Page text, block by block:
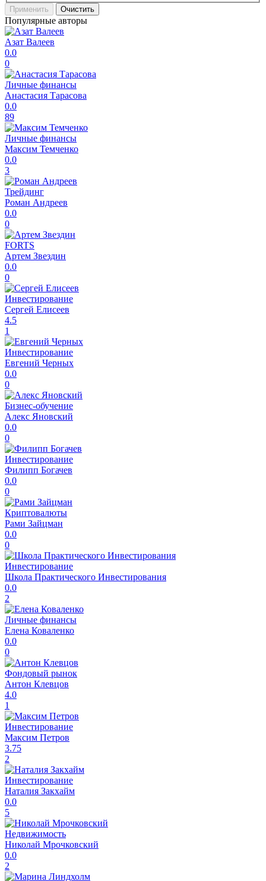
Применить Очистить
Популярные авторы
Азат Валеев
0.0
0
Личные финансы
Анастасия Тарасова
0.0
89
Личные финансы
Максим Темченко
0.0
3
Трейдинг
Роман Андреев
0.0
0
FORTS
Артем Звездин
0.0
0
Инвестирование
Сергей Елисеев
4.5
1
Инвестирование
Евгений Черных
0.0
0
Бизнес-обучение
Алекс Яновский
0.0
0
Инвестирование
Филипп Богачев
0.0
0
Криптовалюты
Рами Зайцман
0.0
0
Инвестирование
Школа Практического Инвестирования
0.0
2
Личные финансы
Елена Коваленко
0.0
0
Фондовый рынок
Антон Клевцов
4.0
1
Инвестирование
Максим Петров
3.75
2
Инвестирование
Наталия Закхайм
0.0
5
Недвижимость
Николай Мрочковский
0.0
2